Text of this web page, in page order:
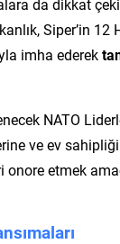
Siper’in
imha ederek
NATO
ve ev
etmek